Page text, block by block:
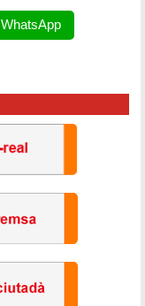
WhatsApp